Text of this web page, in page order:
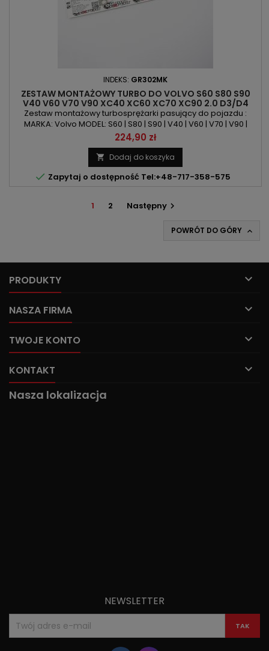
INDEKS: GR302MK
ZESTAW MONTAŻOWY TURBO DO VOLVO S60 S80 S90
V40 V60 V70 V90 XC40 XC60 XC70 XC90 2.0 D3/D4
150KM/181KM/190KM
Zestaw montażowy turbosprężarki pasujący do pojazdu :
MARKA: Volvo MODEL: S60 | S80 | S90 | V40 | V60 | V70 | V90 |
XC40 | XC60 | XC70 | XC90 KOD SILNIKA: D 4204 T4 | D 4204 T5 |
D 4204 T12 | D 4204 T14 POJEMNOŚĆ: 1969ccm 2.0 D3 | 2.0 D4
MOC: 150KM/110kW | 181KM/133kW | 190KM/140kW
Cena
224,90 zł
 Dodaj do koszyka
 Zapytaj o dostępność Tel:+48-717-358-575
1 2 Następny 
POWRÓT DO GÓRY 
PRODUKTY 
NASZA FIRMA 
TWOJE KONTO 
KONTAKT 
Nasza lokalizacja
NEWSLETTER